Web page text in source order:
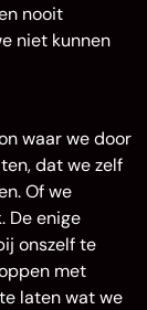
nooit
niet kunnen
waar we door
dat we zelf
Of we
De enige
onszelf te
met
laten wat we